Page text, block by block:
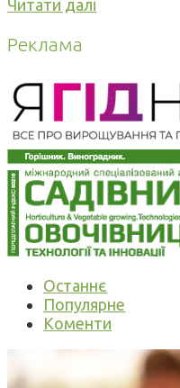
Читати далі
Реклама
Останнє
Популярне
Коменти